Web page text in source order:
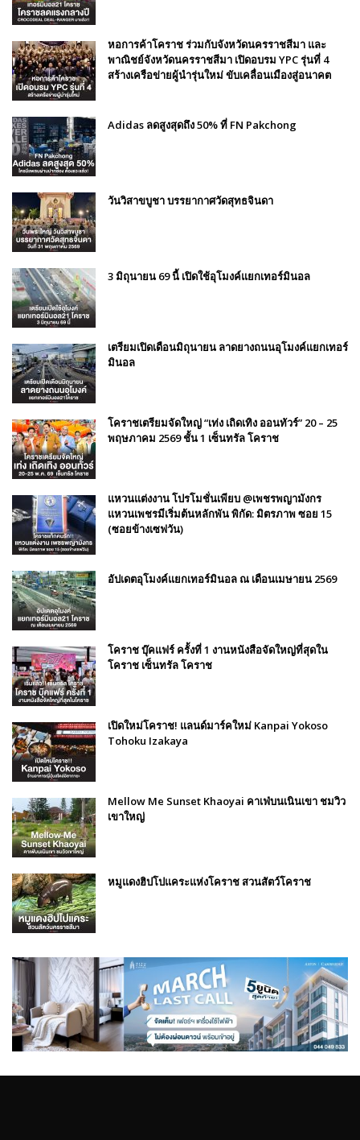
หอการค้าโคราช ร่วมกับจังหวัดนครราชสีมา และ
พาณิชย์จังหวัดนครราชสีมา เปิดอบรม YPC รุ่นที่ 4
สร้างเครือข่ายผู้นำรุ่นใหม่ ขับเคลื่อนเมืองสู่อนาคต
Adidas ลดสูงสุดถึง 50% ที่ FN Pakchong
วันวิสาขบูชา บรรยากาศวัดสุทธจินดา
3 มิถุนายน 69 นี้ เปิดใช้อุโมงค์แยกเทอร์มินอล
เตรียมเปิดเดือนมิถุนายน ลาดยางถนนอุโมงค์แยกเทอร์
มินอล
โคราชเตรียมจัดใหญ่ “เท่ง เถิดเทิง ออนทัวร์” 20 – 25
พฤษภาคม 2569 ชั้น 1 เซ็นทรัล โคราช
แหวนแต่งงาน โปรโมชั่นเพียบ @เพชรพญามังกร
แหวนเพชรมีเริ่มต้นหลักพัน พิกัด: มิตรภาพ ซอย 15
(ซอยข้างเซฟวัน)
อัปเดตอุโมงค์แยกเทอร์มินอล ณ เดือนเมษายน 2569
โคราช บุ๊คแฟร์​ ครั้งที่​ 1 งานหนังสือจัดใหญ่ที่สุดใน
โคราช เซ็นทรัล โคราช
เปิดใหม่โคราช! แลนด์มาร์คใหม่ Kanpai Yokoso
Tohoku Izakaya
Mellow Me Sunset Khaoyai คาเฟ่บนเนินเขา ชมวิว
เขาใหญ่
หมูแดงฮิปโปแคระแห่งโคราช สวนสัตว์โคราช